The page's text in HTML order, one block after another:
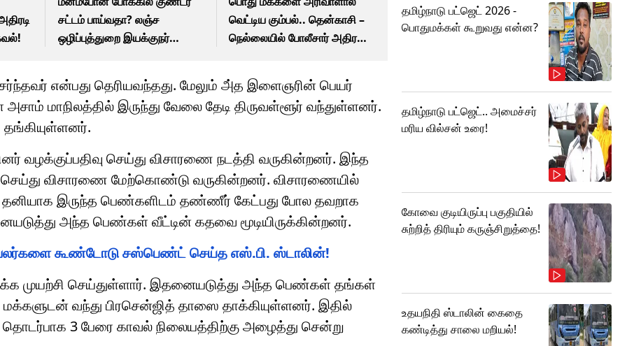
சட்டம் பாய்வதா? லஞ்ச
ஒழிப்புத்துறை இயக்குநர்
வெட்டிய கும்பல்.. தென்காசி –
நெல்லையில் போலீசார் அதிரடி
என்பது தெரியவந்தது. மேலும் அ்த இளைஞரின் பெயர்
மாநிலத்தில் இருந்து வேலை தேடி திருவள்ளூர் வந்துள்ளனர்.
வழக்குப்பதிவு செய்து விசாரணை நடத்தி வருகின்றனர். இந்த
செய்து விசாரணை மேற்கொண்டு வருகின்றனர். விசாரணையில்
இருந்த பெண்களிடம் தண்ணீர் கேட்பது போல தவறாக
அந்த பெண்கள் வீட்டின் கதவை மூடியிருக்கின்றனர்.
கூண்டோடு சஸ்பெண்ட் செய்த எஸ்.பி. ஸ்டாலின்!
முயற்சி செய்துள்ளார். இதனையடுத்து அந்த பெண்கள் தங்கள்
வந்து பிரசென்ஜித் தாஸை தாக்கியுள்ளனர். இதில்
3 பேரை காவல் நிலையத்திற்கு அழைத்து சென்று
தமிழ்நாடு பட்ஜெட் 2026 -
பொதுமக்கள் கூறுவது என்ன?
தமிழ்நாடு பட்ஜெட்.. அமைச்சர்
மரிய வில்சன் உரை!
கோவை குடியிருப்பு பகுதியில்
சுற்றித் திரியும் கருஞ்சிறுத்தை!
உதயநிதி ஸ்டாலின் கைதை
கண்டித்து சாலை மறியல்!